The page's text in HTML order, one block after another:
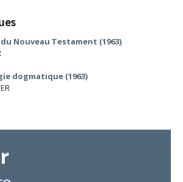
Nouveau Testament (1963)
dogmatique (1963)